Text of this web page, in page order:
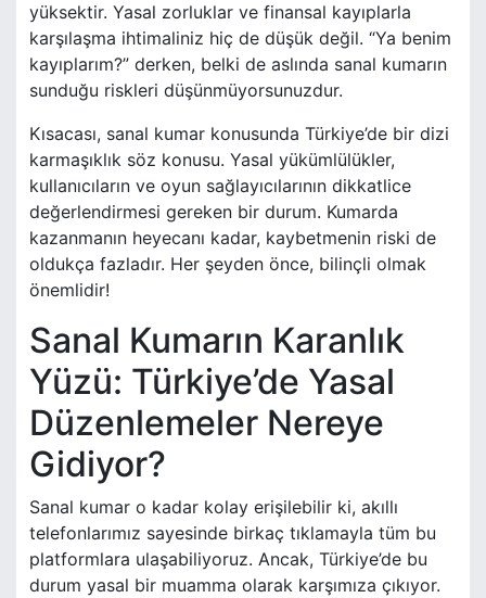
yüksektir. Yasal zorluklar ve finansal kayıplarla
karşılaşma ihtimaliniz hiç de düşük değil. “Ya benim
kayıplarım?” derken, belki de aslında sanal kumarın
sunduğu riskleri düşünmüyorsunuzdur.
Kısacası, sanal kumar konusunda Türkiye’de bir dizi
karmaşıklık söz konusu. Yasal yükümlülükler,
kullanıcıların ve oyun sağlayıcılarının dikkatlice
değerlendirmesi gereken bir durum. Kumarda
kazanmanın heyecanı kadar, kaybetmenin riski de
oldukça fazladır. Her şeyden önce, bilinçli olmak
önemlidir!
Sanal Kumarın Karanlık
Yüzü: Türkiye’de Yasal
Düzenlemeler Nereye
Gidiyor?
Sanal kumar o kadar kolay erişilebilir ki, akıllı
telefonlarımız sayesinde birkaç tıklamayla tüm bu
platformlara ulaşabiliyoruz. Ancak, Türkiye’de bu
durum yasal bir muamma olarak karşımıza çıkıyor.